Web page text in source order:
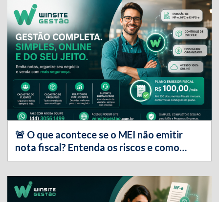
🚨 O que acontece se o MEI não emitir
nota fiscal? Entenda os riscos e como
evitá-los